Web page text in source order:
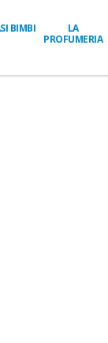
BIMBI
LA
PROFUMERIA